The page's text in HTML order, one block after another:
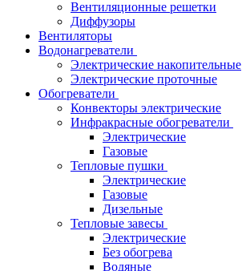
Вентиляционные решетки
Диффузоры
Вентиляторы
Водонагреватели
Электрические накопительные
Электрические проточные
Обогреватели
Конвекторы электрические
Инфракрасные обогреватели
Электрические
Газовые
Тепловые пушки
Электрические
Газовые
Дизельные
Тепловые завесы
Электрические
Без обогрева
Водяные